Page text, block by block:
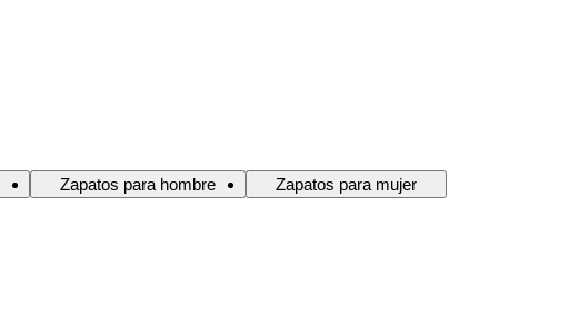
Zapatos para hombre Zapatos para mujer